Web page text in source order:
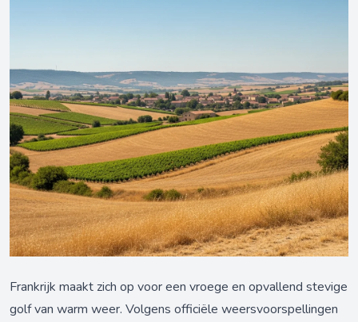
Frankrijk maakt zich op voor een vroege en opvallend stevige
golf van warm weer. Volgens officiële weersvoorspellingen